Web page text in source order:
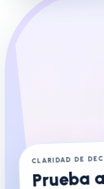
CLARIDAD DE
Prueba